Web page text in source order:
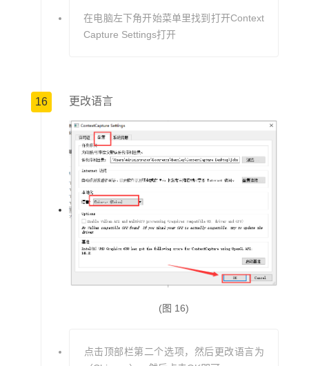
在电脑左下角开始菜单里找到打开Context
Capture Settings打开
16 更改语言
(图 16)
点击顶部栏第二个选项，然后更改语言为